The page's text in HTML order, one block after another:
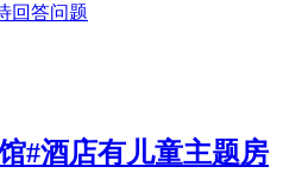
回答问题
#酒店有儿童主题房